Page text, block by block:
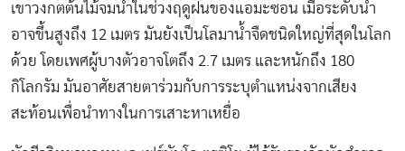
เขาวงกตต้นไม้จมน้ำในช่วงฤดูฝนของแอมะซอน เมื่อระดับน้ำ
อาจขึ้นสูงถึง 12 เมตร มันยังเป็นโลมาน้ำจืดชนิดใหญ่ที่สุดในโลก
ด้วย โดยเพศผู้บางตัวอาจโตถึง 2.7 เมตร และหนักถึง 180
กิโลกรัม มันอาศัยสายตาร่วมกับการระบุตำแหน่งจากเสียง
สะท้อนเพื่อนำทางในการเสาะหาเหยื่อ